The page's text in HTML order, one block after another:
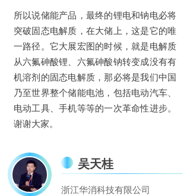
所以说储能产品，最终的锂电和钠电必将
突破固态电解质，在大储上，这是它的唯
一路径。它大展宏图的时候，就是电解质
从六氟砷酸锂、六氟砷酸钠转变成没有有
机溶剂的固态电解质，那必将是我们中国
乃至世界整个储能电池，包括电动汽车、
电动工具、手机等等的一次革命性进步。
谢谢大家。
吴天桂
浙江华消科技有限公司